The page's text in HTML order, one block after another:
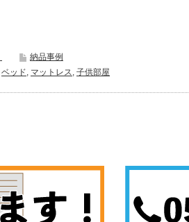
納品事例
ベッド, マットレス, 子供部屋